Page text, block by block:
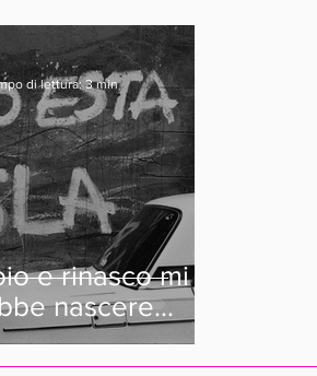
e rinasco mi
nascere
Cuba".
di lettura: 3 min